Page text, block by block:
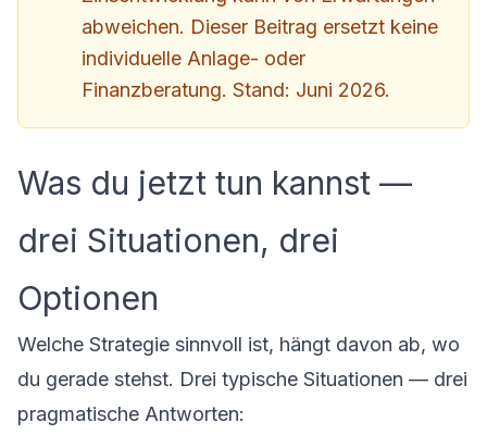
abweichen. Dieser Beitrag ersetzt keine
individuelle Anlage- oder
Finanzberatung. Stand: Juni 2026.
Was du jetzt tun kannst —
drei Situationen, drei
Optionen
Welche Strategie sinnvoll ist, hängt davon ab, wo
du gerade stehst. Drei typische Situationen — drei
pragmatische Antworten: